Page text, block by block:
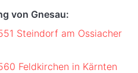
von Gnesau:
Steindorf am Ossiacher
Feldkirchen in Kärnten